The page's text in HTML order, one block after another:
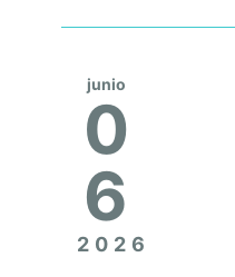
B
junio
0
6
2026